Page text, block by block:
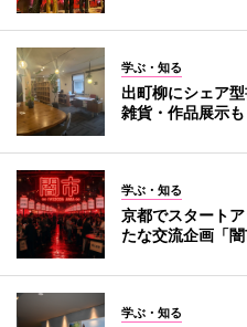
学ぶ・知る
出町柳にシェア
雑貨・作品展示も
学ぶ・知る
京都でスタート
たな交流企画「
学ぶ・知る